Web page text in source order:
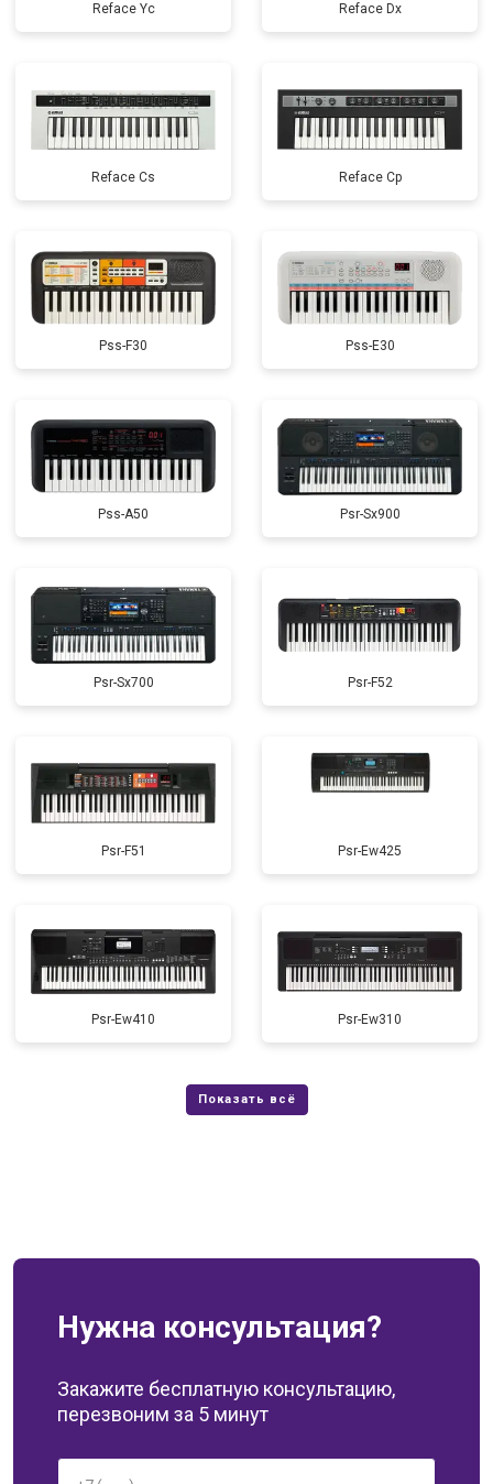
Reface Yc Reface Dx
Reface Cs Reface Cp
Pss-F30 Pss-E30
Pss-A50 Psr-Sx900
Psr-Sx700 Psr-F52
Psr-F51 Psr-Ew425
Psr-Ew410 Psr-Ew310
Нужна консультация?
Закажите бесплатную консультацию,
перезвоним за 5 минут